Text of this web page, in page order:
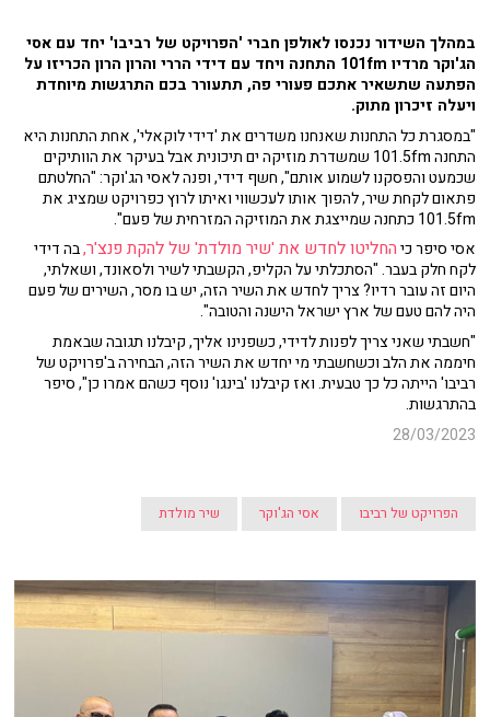
במהלך השידור נכנסו לאולפן חברי 'הפרויקט של רביבו' יחד עם אסי
הג'וקר מרדיו 101fm התחנה ויחד עם דידי הררי והרון הרון הכריזו על
הפתעה שתשאיר אתכם פעורי פה, תתעורר בכם התרגשות מיוחדת
ויעלה זיכרון מתוק.
"במסגרת כל התחנות שאנחנו משדרים את 'דידי לוקאלי', אחת התחנות היא
התחנה 101.5fm שמשדרת מוזיקה ים תיכונית אבל בעיקר את הוותיקים
שכמעט והפסקנו לשמוע אותם", חשף דידי, ופנה לאסי הג'וקר: "החלטתם
פתאום לקחת שיר, להפוך אותו לעכשווי ואיתו לרוץ כפרויקט שמציג את
101.5fm כתחנה שמייצגת את המוזיקה המזרחית של פעם".
אסי סיפר כיהחליטו לחדש את 'שיר מולדת' של להקת פנצ'ר,בה דידי
לקח חלק בעבר. "הסתכלתי על הקליפ, הקשבתי לשיר ולסאונד, ושאלתי,
היום זה עובר רדיו? צריך לחדש את השיר הזה, יש בו מסר, השירים של פעם
היה להם טעם של ארץ ישראל הישנה והטובה".
"חשבתי שאני צריך לפנות לדידי, כשפנינו אליך, קיבלנו תגובה שבאמת
חיממה את הלב וכשחשבתי מי יחדש את השיר הזה, הבחירה ב'פרויקט של
רביבו' הייתה כל כך טבעית. ואז קיבלנו 'בינגו' נוסף כשהם אמרו כן", סיפר
בהתרגשות.
28/03/2023
הפרויקט של רביבו אסי הג'וקר שיר מולדת